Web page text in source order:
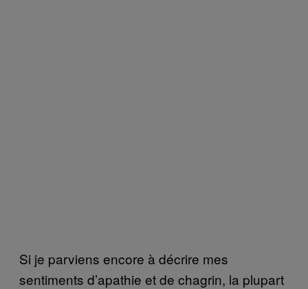
Si je parviens encore à décrire mes
sentiments d’apathie et de chagrin, la plupart